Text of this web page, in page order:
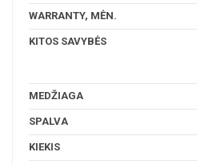
WARRANTY, MĖN.
KITOS SAVYBĖS
MEDŽIAGA
SPALVA
KIEKIS